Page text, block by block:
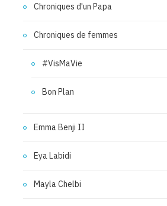
Chroniques d'un Papa
Chroniques de femmes
#VisMaVie
Bon Plan
Emma Benji II
Eya Labidi
Mayla Chelbi